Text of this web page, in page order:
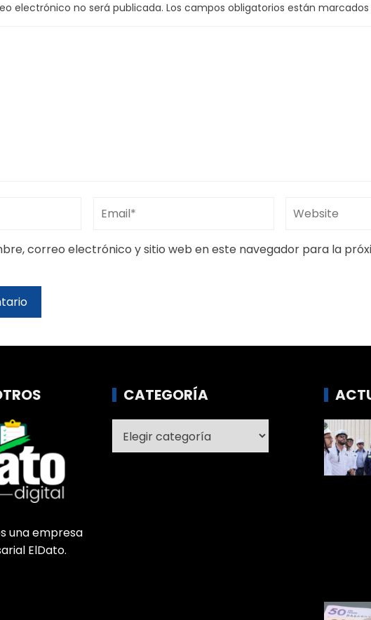
electrónico no será publicada. Los campos obligatorios están
correo electrónico y sitio web en este navegador para la
una empresa
ElDato.
CATEGORÍA